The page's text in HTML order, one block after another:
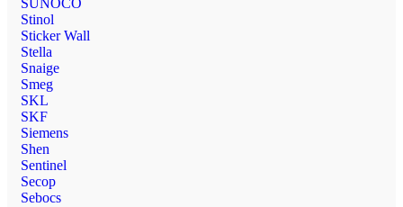
SUNOCO
Stinol
Sticker Wall
Stella
Snaige
Smeg
SKL
SKF
Siemens
Shen
Sentinel
Secop
Sebocs